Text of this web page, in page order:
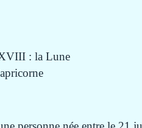
: la Lune